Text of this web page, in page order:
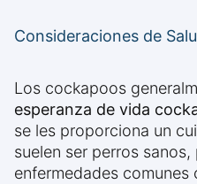
Consideraciones de
Los cockapoos
esperanza de vida
se les proporciona un
suelen ser perros
enfermedades